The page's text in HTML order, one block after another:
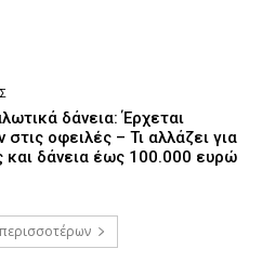
δάνεια: Έρχεται
στις οφειλές – Τι αλλάζει για
και δάνεια έως 100.000 ευρώ